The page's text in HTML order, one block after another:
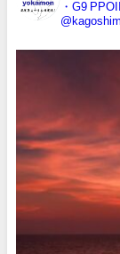
・G9 PPOII